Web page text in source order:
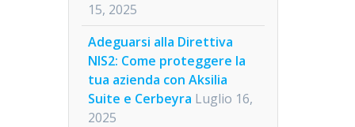
15, 2025
Adeguarsi alla Direttiva
NIS2: Come proteggere la
tua azienda con Aksilia
Suite e Cerbeyra Luglio 16,
2025